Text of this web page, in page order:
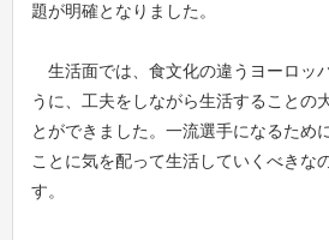
題が明確となりました。
生活面では、食文化の違うヨーロッ
うに、工夫をしながら生活することの
とができました。一流選手になるため
ことに気を配って生活していくべきな
す。